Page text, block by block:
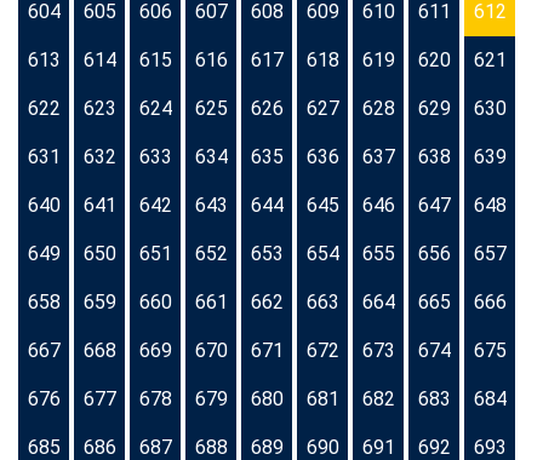
604 605 606 607 608 609 610 611 612
613 614 615 616 617 618 619 620 621
622 623 624 625 626 627 628 629 630
631 632 633 634 635 636 637 638 639
640 641 642 643 644 645 646 647 648
649 650 651 652 653 654 655 656 657
658 659 660 661 662 663 664 665 666
667 668 669 670 671 672 673 674 675
676 677 678 679 680 681 682 683 684
685 686 687 688 689 690 691 692 693